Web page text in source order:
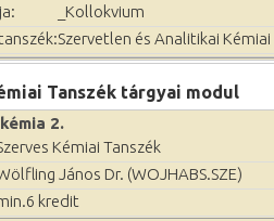
_Kollokvium
Szervetlen és Analitikai Kémiai
Tanszék tárgyai modul
2.
Kémiai Tanszék
János Dr. (WOJHABS.SZE)
kredit